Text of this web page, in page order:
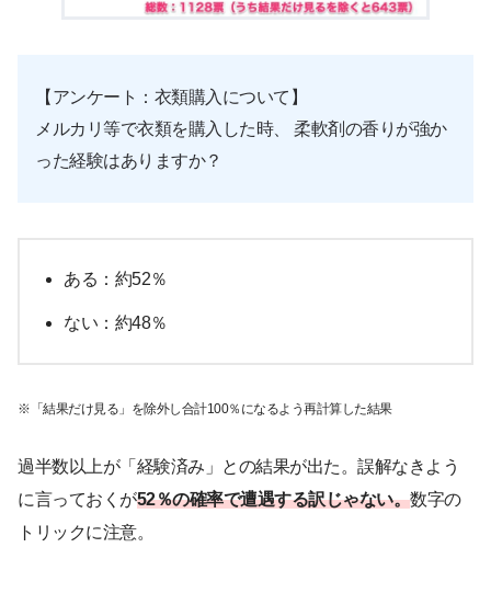
【アンケート：衣類購入について】
メルカリ等で衣類を購入した時、 柔軟剤の香りが強か
った経験はありますか？
ある：約52％
ない：約48％
※「結果だけ見る」を除外し合計100％になるよう再計算した結果
過半数以上が「経験済み」との結果が出た。誤解なきよう
に言っておくが52％の確率で遭遇する訳じゃない。数字の
トリックに注意。